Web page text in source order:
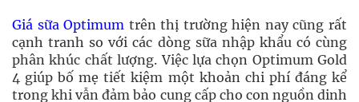
Giá sữa Optimum trên thị trường hiện nay cũng rất
cạnh tranh so với các dòng sữa nhập khẩu có cùng
phân khúc chất lượng. Việc lựa chọn Optimum Gold
4 giúp bố mẹ tiết kiệm một khoản chi phí đáng kể
trong khi vẫn đảm bảo cung cấp cho con nguồn dinh